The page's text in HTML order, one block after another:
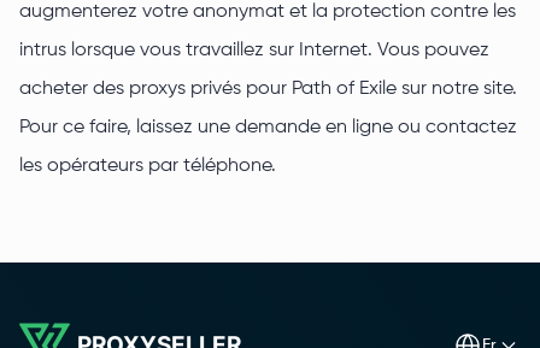
augmenterez votre anonymat et la protection contre les
intrus lorsque vous travaillez sur Internet. Vous pouvez
acheter des proxys privés pour Path of Exile sur notre site.
Pour ce faire, laissez une demande en ligne ou contactez
les opérateurs par téléphone.